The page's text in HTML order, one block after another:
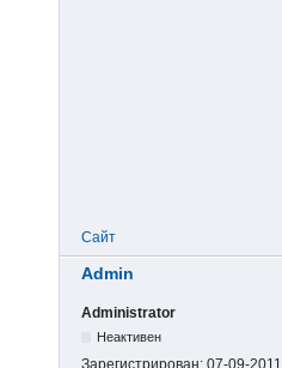
Сайт
Admin
Administrator
Неактивен
Зарегистрирован: 07-09-2011